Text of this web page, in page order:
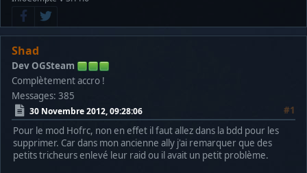
Shad
Dev OGSteam
Complètement accro !
Messages: 385
30 Novembre 2012, 09:28:06
#1
Pour le mod Hofrc, non en effet il faut allez dans la bdd pour les
supprimer. Car dans mon ancienne ally j'ai remarquer que des
petits tricheurs enlevé leur raid ou il avait un petit problème.